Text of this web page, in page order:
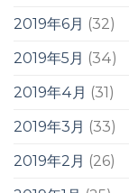
2019年6月 (32)
2019年5月 (34)
2019年4月 (31)
2019年3月 (33)
2019年2月 (26)